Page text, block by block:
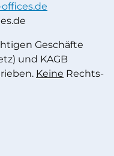
Geschäfte
und KAGB
Keine Rechts-